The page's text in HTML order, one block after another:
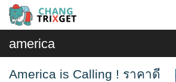
Skip
america
America is Calling ! ราคาดี